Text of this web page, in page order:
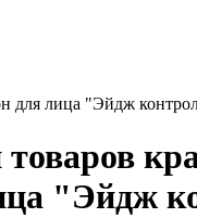
для лица "Эйдж
"Эйдж